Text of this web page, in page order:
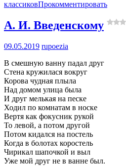
классиковПрокомментировать
А. И. Введенскому
09.05.2019 rupoezia
В смешную ванну падал друг
Стена кружилася вокруг
Корова чудная плыла
Над домом улица была
И друг мелькая на песке
Ходил по комнатам в носке
Вертя как фокусник рукой
То левой, а потом другой
Потом кидался на постель
Когда в болотах коростель
Чирикал шапочкой и выл
Уже мой друг не в ванне был.